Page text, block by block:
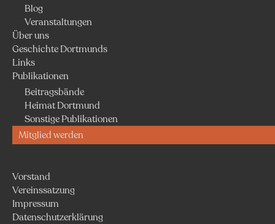
Blog
Veranstaltungen
Über uns
Geschichte Dortmunds
Links
Publikationen
Beitragsbände
Heimat Dortmund
Sonstige Publikationen
Mitglied werden
Vorstand
Vereinssatzung
Impressum
Datenschutzerklärung